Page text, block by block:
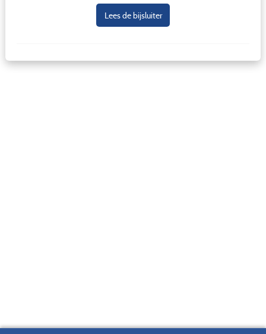
Lees de bijsluiter